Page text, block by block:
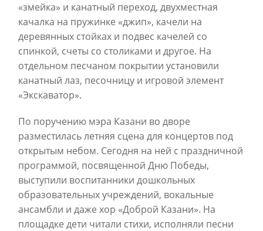
«змейка» и канатный переход, двухместная
качалка на пружинке «джип», качели на
деревянных стойках и подвес качелей со
спинкой, счеты со столиками и другое. На
отдельном песчаном покрытии установили
канатный лаз, песочницу и игровой элемент
«Экскаватор».
По поручению мэра Казани во дворе
разместилась летняя сцена для концертов под
открытым небом. Сегодня на ней с праздничной
программой, посвященной Дню Победы,
выступили воспитанники дошкольных
образовательных учреждений, вокальные
ансамбли и даже хор «Доброй Казани». На
площадке дети читали стихи, исполняли песни